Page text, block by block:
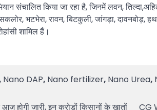
संचालित किया जा रहा है, जिनमें लवन,
भटभेरा, रावन, बिटकुली, जांगड़ा, दावनबोड़,
शामिल हैं।
Nano DAP, Nano fertilizer, Nano Urea,
जारी, इन करोड़ों किसानों के खातों
CG